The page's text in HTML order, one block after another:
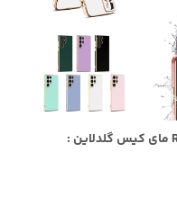
قاب گوشی شیائومی Redmi Note 13 5G مای کیس گلدلاین :